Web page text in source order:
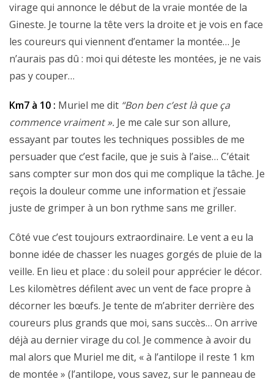
virage qui annonce le début de la vraie montée de la
Gineste. Je tourne la tête vers la droite et je vois en face
les coureurs qui viennent d’entamer la montée… Je
n’aurais pas dû : moi qui déteste les montées, je ne vais
pas y couper…
Km7 à 10 : Muriel me dit “Bon ben c’est là que ça
commence vraiment ». Je me cale sur son allure,
essayant par toutes les techniques possibles de me
persuader que c’est facile, que je suis à l’aise… C’était
sans compter sur mon dos qui me complique la tâche. Je
reçois la douleur comme une information et j’essaie
juste de grimper à un bon rythme sans me griller.
Côté vue c’est toujours extraordinaire. Le vent a eu la
bonne idée de chasser les nuages gorgés de pluie de la
veille. En lieu et place : du soleil pour apprécier le décor.
Les kilomètres défilent avec un vent de face propre à
décorner les bœufs. Je tente de m’abriter derrière des
coureurs plus grands que moi, sans succès… On arrive
déjà au dernier virage du col. Je commence à avoir du
mal alors que Muriel me dit, « à l’antilope il reste 1 km
de montée » (l’antilope, vous savez, sur le panneau de